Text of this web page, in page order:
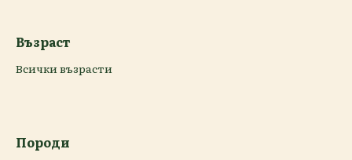
Възраст
Всички възрасти
Породи